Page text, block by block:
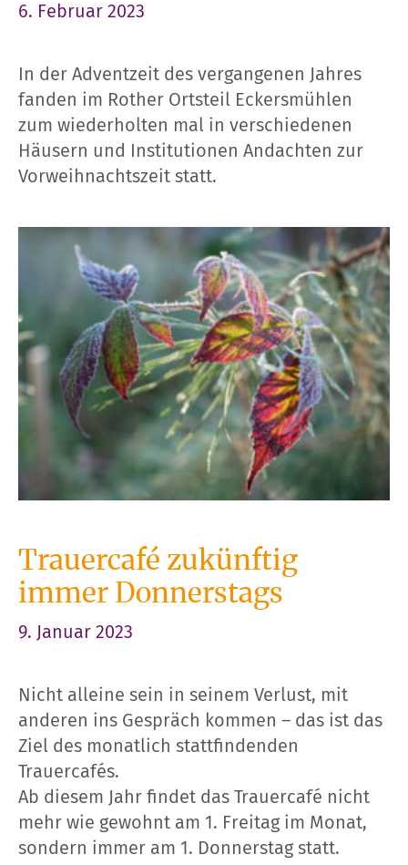
6. Februar 2023
In der Adventzeit des vergangenen Jahres
fanden im Rother Ortsteil Eckersmühlen
zum wiederholten mal in verschiedenen
Häusern und Institutionen Andachten zur
Vorweihnachtszeit statt.
Trauercafé zukünftig
immer Donnerstags
9. Januar 2023
Nicht alleine sein in seinem Verlust, mit
anderen ins Gespräch kommen – das ist das
Ziel des monatlich stattfindenden
Trauercafés.
Ab diesem Jahr findet das Trauercafé nicht
mehr wie gewohnt am 1. Freitag im Monat,
sondern immer am 1. Donnerstag statt.